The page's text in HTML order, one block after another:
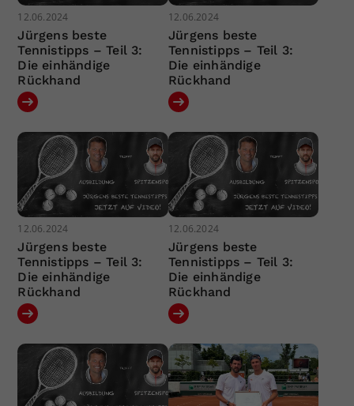
12.06.2024
Jürgens beste
Tennistipps – Teil 3:
Die einhändige
Rückhand
12.06.2024
Jürgens beste
Tennistipps – Teil 3:
Die einhändige
Rückhand
12.06.2024
Jürgens beste
Tennistipps – Teil 3:
Die einhändige
Rückhand
12.06.2024
Jürgens beste
Tennistipps – Teil 3:
Die einhändige
Rückhand